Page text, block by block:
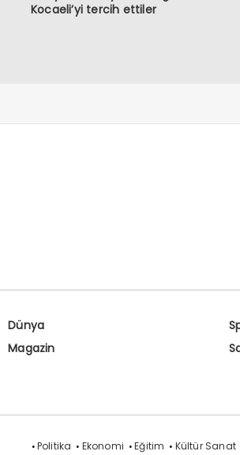
Kocaeli’yi tercih ettiler
Dünya
Magazin
Politika Ekonomi Eğitim Kültür Sanat